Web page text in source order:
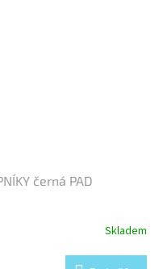
černá PAD
Skladem